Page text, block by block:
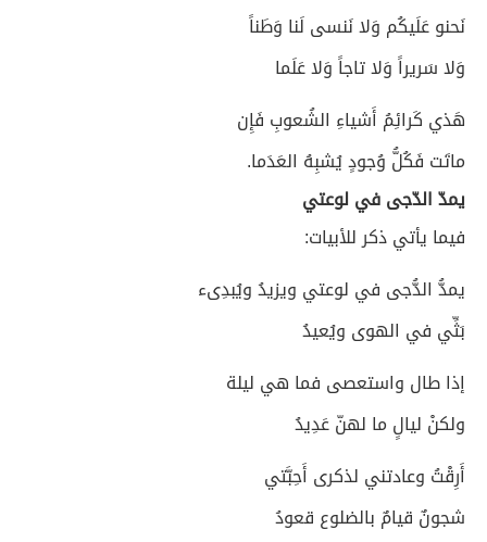
نَحنو عَلَيكُم وَلا نَنسى لَنا وَطَناً
وَلا سَريراً وَلا تاجاً وَلا عَلَما
هَذي كَرائِمُ أَشياءِ الشُعوبِ فَإِن
ماتَت فَكُلُّ وُجودٍ يُشبِهُ العَدَما.
يمدّ الدّجى في لوعتي
فيما يأتي ذكر للأبيات:
يمدُّ الدُّجى في لوعتي ويزيدُ ويُبدِىء
بَثِّي في الهوى ويُعيدُ
إذا طال واستعصى فما هي ليلة
ولكنْ ليالٍ ما لهنّ عَدِيدُ
أَرِقْتُ وعادتني لذكرى أَحِبَّتي
شجونٌ قيامٌ بالضلوع قعودُ